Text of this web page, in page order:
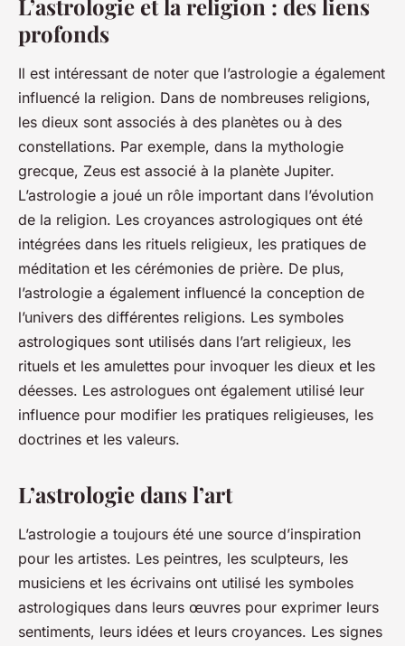
L’astrologie et la religion : des liens
profonds
Il est intéressant de noter que l’astrologie a également
influencé la religion. Dans de nombreuses religions,
les dieux sont associés à des planètes ou à des
constellations. Par exemple, dans la mythologie
grecque, Zeus est associé à la planète Jupiter.
L’astrologie a joué un rôle important dans l’évolution
de la religion. Les croyances astrologiques ont été
intégrées dans les rituels religieux, les pratiques de
méditation et les cérémonies de prière. De plus,
l’astrologie a également influencé la conception de
l’univers des différentes religions. Les symboles
astrologiques sont utilisés dans l’art religieux, les
rituels et les amulettes pour invoquer les dieux et les
déesses. Les astrologues ont également utilisé leur
influence pour modifier les pratiques religieuses, les
doctrines et les valeurs.
L’astrologie dans l’art
L’astrologie a toujours été une source d’inspiration
pour les artistes. Les peintres, les sculpteurs, les
musiciens et les écrivains ont utilisé les symboles
astrologiques dans leurs œuvres pour exprimer leurs
sentiments, leurs idées et leurs croyances. Les signes